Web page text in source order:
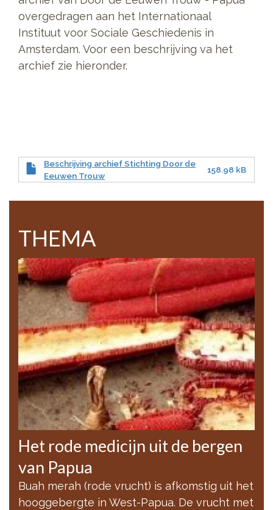
overgedragen aan het Internationaal
Instituut voor Sociale Geschiedenis in
Amsterdam. Voor een beschrijving va het
archief zie hieronder.
Beschrijving archief Stichting Door de
Eeuwen Trouw
158.98 kB
THEMA
Het rode medicijn uit de bergen
van Papua
Buah merah (rode vrucht) is afkomstig uit het
hooggebergte in West-Papua. De vrucht met